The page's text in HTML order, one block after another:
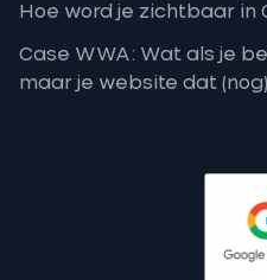
Hoe word je zichtbaar in
Case WWA: Wat als je
maar je website dat